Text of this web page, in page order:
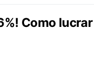
Como lucrar